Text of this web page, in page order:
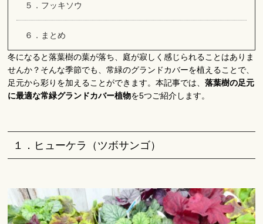
５．フッキソウ
６．まとめ
冬になると落葉樹の葉が落ち、庭が寂しく感じられることはありま
せんか？そんな季節でも、常緑のグランドカバーを植えることで、
足元から彩りを加えることができます。本記事では、落葉樹の足元
に最適な常緑グランドカバー植物を5つご紹介します。
１．ヒューケラ（ツボサンゴ）